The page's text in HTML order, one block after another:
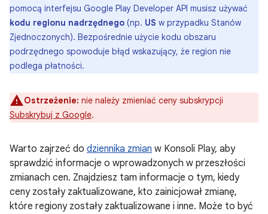
pomocą interfejsu Google Play Developer API musisz używać
kodu regionu nadrzędnego (np. US w przypadku Stanów
Zjednoczonych). Bezpośrednie użycie kodu obszaru
podrzędnego spowoduje błąd wskazujący, że region nie
podlega płatności.
Ostrzeżenie: nie należy zmieniać ceny subskrypcji
Subskrybuj z Google.
Warto zajrzeć do dziennika zmian w Konsoli Play, aby
sprawdzić informacje o wprowadzonych w przeszłości
zmianach cen. Znajdziesz tam informacje o tym, kiedy
ceny zostały zaktualizowane, kto zainicjował zmianę,
które regiony zostały zaktualizowane i inne. Może to być